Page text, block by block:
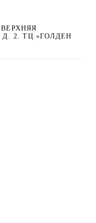
2. ТЦ «ГОЛДЕН